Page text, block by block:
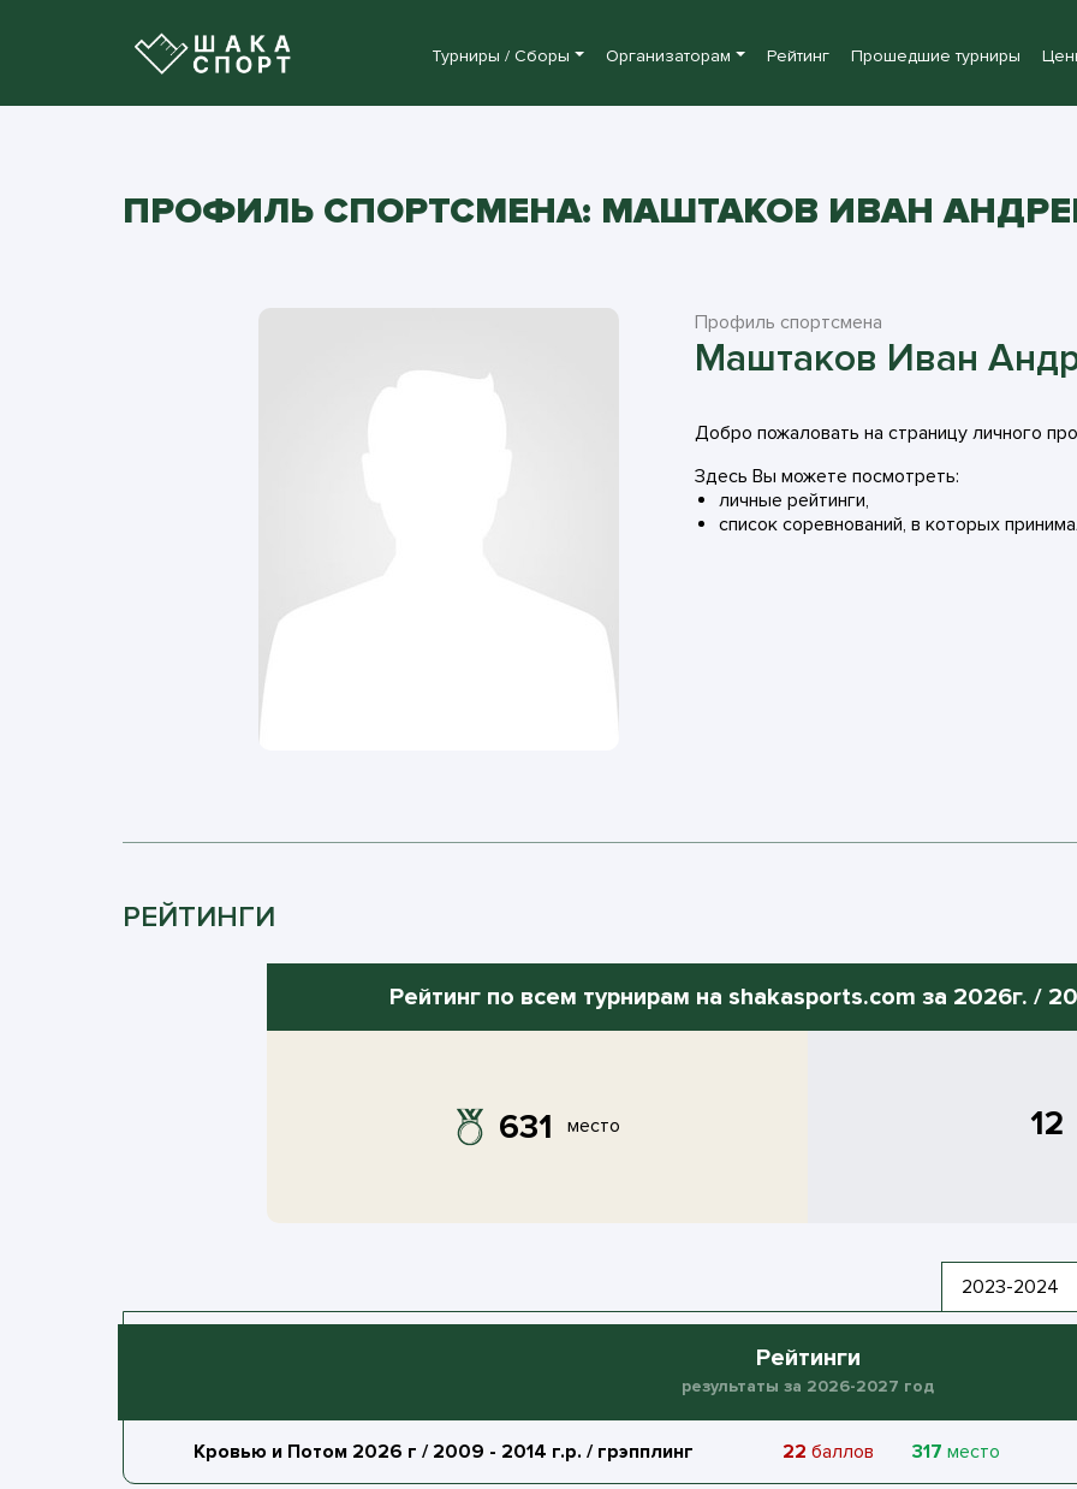
Турниры / Сборы Организаторам Рейтинг Прошедшие турниры
ПРОФИЛЬ СПОРТСМЕНА: МАШТАКОВ ИВАН
Профиль спортсмена
Маштаков Иван
Добро пожаловать на страницу личного
Здесь Вы можете посмотреть:
личные рейтинги,
список соревнований, в которых
РЕЙТИНГИ
Рейтинг по всем турнирам на shakasports.com за 2026г. /
631 место 12
2023-2024
Рейтинги
результаты за 2026-2027 год
Кровью и Потом 2026 г / 2009 - 2014 г.р. / грэпплинг 22 баллов 317 место